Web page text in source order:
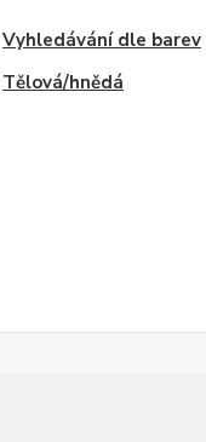
Vyhledávání dle barev
Tělová/hnědá